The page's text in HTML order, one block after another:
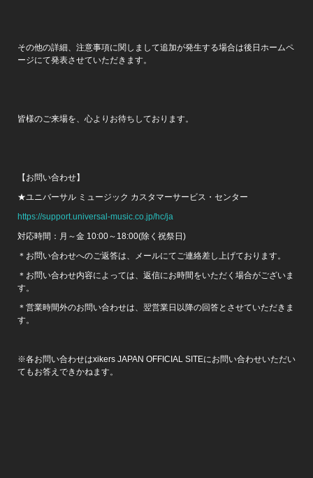
その他の詳細、注意事項に関しまして追加が発生する場合は後日ホームペ
ージにて発表させていただきます。
皆様のご来場を、心よりお待ちしております。
【お問い合わせ】
★ユニバーサル ミュージック カスタマーサービス・センター
https://support.universal-music.co.jp/hc/ja
対応時間：月～金 10:00～18:00(除く祝祭日)
＊お問い合わせへのご返答は、メールにてご連絡差し上げております。
＊お問い合わせ内容によっては、返信にお時間をいただく場合がございま
す。
＊営業時間外のお問い合わせは、翌営業日以降の回答とさせていただきま
す。
※各お問い合わせはxikers JAPAN OFFICIAL SITEにお問い合わせいただい
てもお答えできかねます。